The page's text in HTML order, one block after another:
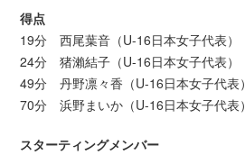
得点
19分 西尾葉音（U-16日本女子代表）
24分 猪瀨結子（U-16日本女子代表）
49分 丹野凛々香（U-16日本女子代表）
70分 浜野まいか（U-16日本女子代表）
スターティングメンバー